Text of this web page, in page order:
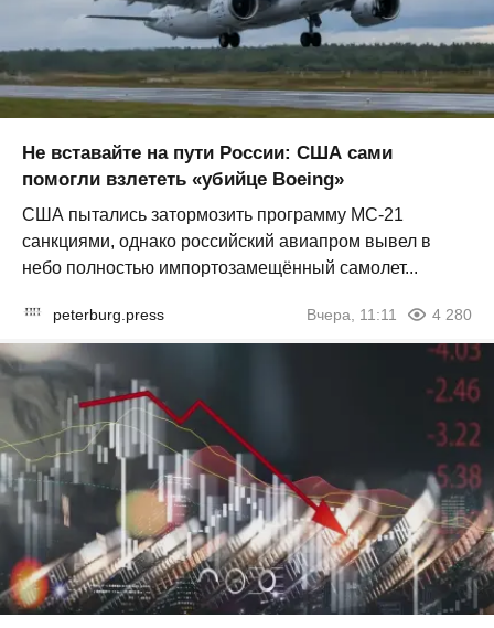
Не вставайте на пути России: США сами
помогли взлететь «убийце Boeing»
США пытались затормозить программу МС-21
санкциями, однако российский авиапром вывел в
небо полностью импортозамещённый самолет...
peterburg.press Вчера, 11:11 4 280